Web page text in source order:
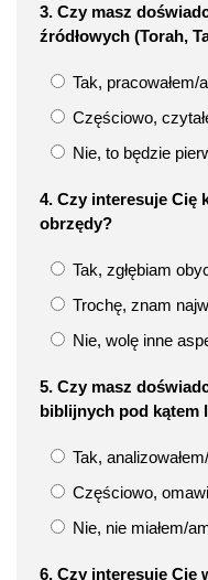
3. Czy masz
źródłowych (Torah,
Tak,
Częściowo,
Nie, to będzie
4. Czy interesuje Cię
obrzędy?
Tak, zgłębiam
Trochę, znam
Nie, wolę inne
5. Czy masz
biblijnych pod kątem
Tak,
Częściowo,
Nie, nie miałem/
6. Czy interesuje Cię